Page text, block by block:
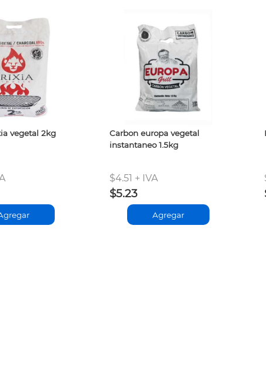
vegetal 2kg
Carbon europa vegetal
instantaneo 1.5kg
$4.51 + IVA
$5.23
Agregar